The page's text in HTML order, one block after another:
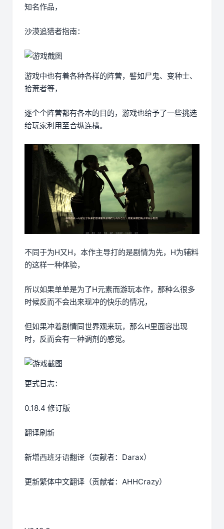
知名作品，
沙漠追猎者指南：
游戏中也有着各种各样的阵营，譬如尸鬼、变种士、
拾荒者等，
逐个个阵营都有各本的目的，游戏也给予了一些挑选
给玩家利用至合纵连横。
不同于为H又H，本作主导打的是剧情为先，H为辅料
的这样一种体验，
所以如果单单是为了H元素而游玩本作，那种么很多
时候反而不会出来现冲的快乐的情况，
但如果冲着剧情同世界观来玩，那么H里面容出现
时，反而会有一种调剂的感觉。
更式日志：
0.18.4 修订版
翻译刷新
新增西班牙语翻译（贡献者：Darax）
更新繁体中文翻译（贡献者：AHHCrazy）